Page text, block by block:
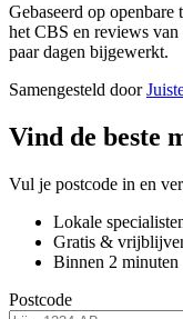
Gebaseerd op
het CBS en reviews
paar dagen bijgewerkt.
Samengesteld door
Vind de beste
Vul je postcode in en
Lokale
Gratis &
Binnen 2 minuten
Postcode